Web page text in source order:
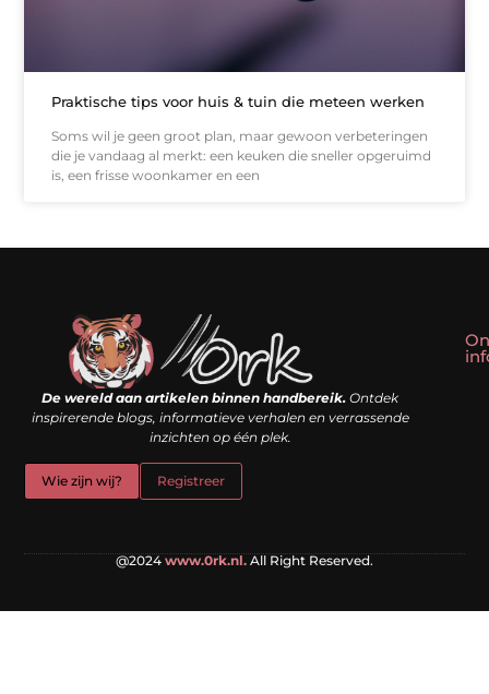
Praktische tips voor huis & tuin die meteen werken
Soms wil je geen groot plan, maar gewoon verbeteringen
die je vandaag al merkt: een keuken die sneller opgeruimd
is, een frisse woonkamer en een
De wereld aan artikelen binnen handbereik. Ontdek
inspirerende blogs, informatieve verhalen en verrassende
inzichten op één plek.
Wie zijn wij? Registreer
@2024 www.0rk.nl. All Right Reserved.